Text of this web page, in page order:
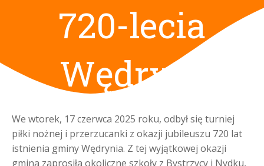
720-lecia
Wędryni
We wtorek, 17 czerwca 2025 roku, odbył się turniej
piłki nożnej i przerzucanki z okazji jubileuszu 720 lat
istnienia gminy Wędrynia. Z tej wyjątkowej okazji
gmina zaprosiła okoliczne szkoły z Bystrzycy i Nydku,